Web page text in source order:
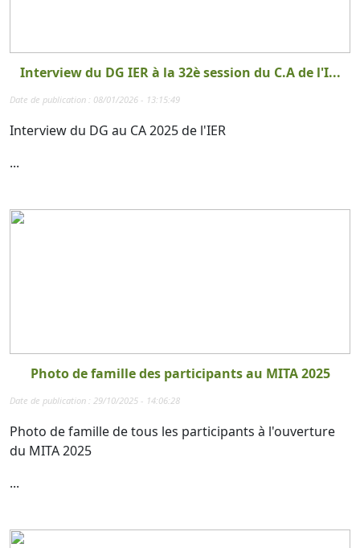
Interview du DG IER à la 32è session du C.A de l'I...
Date de publication : 08/01/2026 - 13:15:49
Interview du DG au CA 2025 de l'IER
...
Photo de famille des participants au MITA 2025
Date de publication : 29/10/2025 - 14:06:28
Photo de famille de tous les participants à l'ouverture
du MITA 2025
...